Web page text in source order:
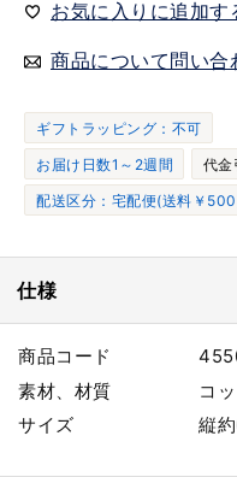
お気に入りに追加す
商品について問い合
ギフトラッピング：不可
お届け日数1～2週間
代金
配送区分：宅配便(送料￥
仕様
商品コード
素材、材質
コ
サイズ
縦